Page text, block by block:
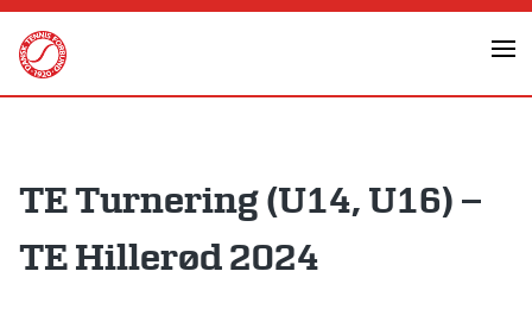
Skip
content
TE Turnering (U14, U16) –
TE Hillerød 2024